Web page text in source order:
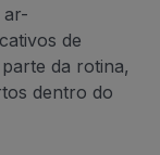
ar-
de
da rotina,
dentro do